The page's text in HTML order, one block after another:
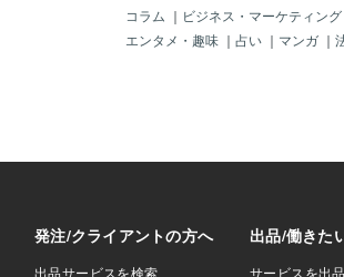
ら？文句を言うことはなくなります
度は「孤独」という不安が発生しま
そして、人と関わらないことでその
えるのではなく、感謝にシフトした
すね！
コラム ｜ ビジネス・マーケティング
エンタメ・趣味 ｜ 占い ｜ マンガ ｜